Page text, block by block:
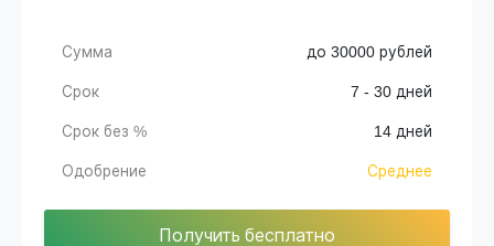
Сумма до 30000 рублей
Срок 7 - 30 дней
Срок без % 14 дней
Одобрение Среднее
Получить бесплатно